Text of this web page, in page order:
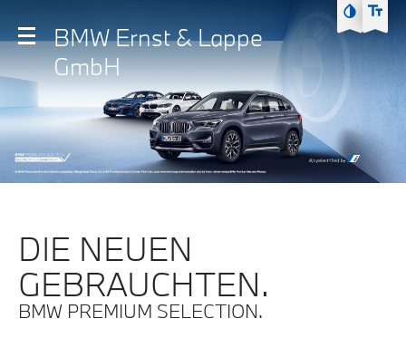
Zum Hauptmenü
Zum Inhalt
Zur Fußzeile
BMW Ernst & Lappe
GmbH
DIE NEUEN
GEBRAUCHTEN.
BMW PREMIUM SELECTION.